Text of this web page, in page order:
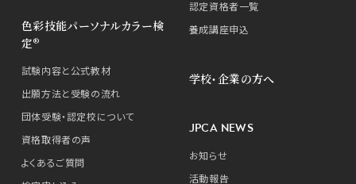
色彩技能パーソナルカラー検
定®
試験内容と公式教材
出願方法と受験の流れ
団体受験・認定校について
資格取得者の声
よくあるご質問
認定資格者一覧
養成講座申込
学校・企業の方へ
JPCA NEWS
お知らせ
活動報告